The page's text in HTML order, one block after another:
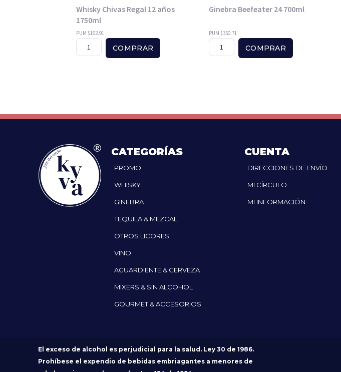
Whisky Chivas Regal 12 años
1750ml
PUM $162.91
COMPRAR
Ginebra Beefeater 24 700ml
PUM $350.71
COMPRAR
CATEGORÍAS
PROMO
WHISKY
GINEBRA
TEQUILA & MEZCAL
OTROS LICORES
VINO
AGUARDIENTE & CERVEZA
MIXERS & SIN ALCOHOL
GOURMET & ACCESORIOS
CUENTA
DIRECCIONES DE ENVÍO
MI CÍRCULO
MI INFORMACIÓN
El exceso de alcohol es perjudicial para la salud. Ley 30 de 1986.
Prohíbese el expendio de bebidas embriagantes a menores de